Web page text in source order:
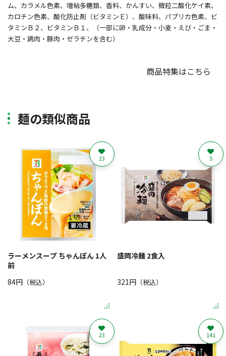
ム、カラメル色素、増粘多糖類、香料、かんすい、微粒二酸化ケイ素、
カロチン色素、酸化防止剤（ビタミンＥ）、酸味料、パプリカ色素、ビ
タミンＢ２、ビタミンＢ１、（一部に卵・乳成分・小麦・えび・ごま・
大豆・鶏肉・豚肉・ゼラチンを含む）
商品特集はこちら
麺の類似商品
ラーメンスープ ちゃんぽん 1人
前
84円 （税込）
23
盛岡冷麺 2食入
321円（税込）
5
23 141